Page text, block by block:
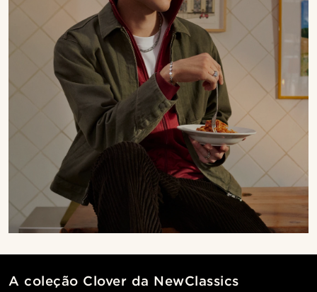
A coleção Clover da NewClassics